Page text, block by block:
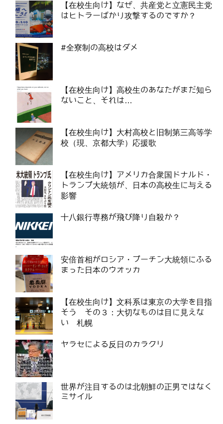
【在校生向け】なぜ、共産党と立憲民主党
はヒトラーばかり攻撃するのですか？
#全寮制の高校はダメ
【在校生向け】高校生のあなたがまだ知ら
ないこと、それは…
【在校生向け】大村高校と旧制第三高等学
校（現、京都大学）応援歌
【在校生向け】アメリカ合衆国ドナルド・
トランプ大統領が、日本の高校生に与える
影響
十八銀行専務が飛び降り自殺か？
安倍首相がロシア・プーチン大統領にふる
まった日本のウオッカ
【在校生向け】文科系は東京の大学を目指
そう その３：大切なものは目に見えな
い 札幌
ヤラセによる反日のカラクリ
世界が注目するのは北朝鮮の正男ではなく
ミサイル